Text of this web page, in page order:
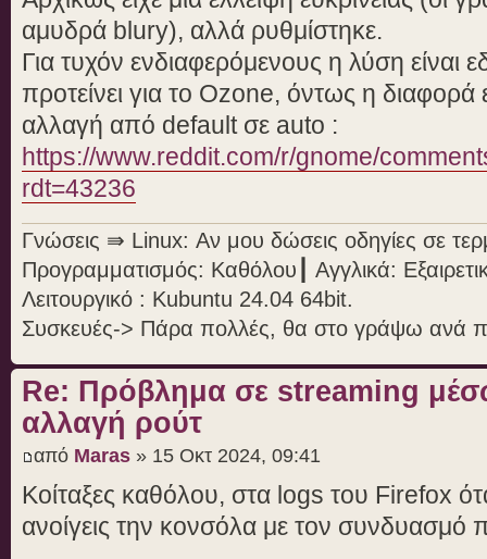
αμυδρά blury), αλλά ρυθμίστηκε.
Για τυχόν ενδιαφερόμενους η λύση είναι
προτείνει για το Ozone, όντως η διαφορά
αλλαγή από default σε auto :
https://www.reddit.com/r/gnome/
rdt=43236
Γνώσεις ⇛ Linux: Αν μου δώσεις οδηγίες σε
Προγραμματισμός: Καθόλου┃ Αγγλικά:
Λειτουργικό : Kubuntu 24.04 64bit.
Συσκευές-> Πάρα πολλές, θα στο γράψω ανά
Re: Πρόβλημα σε streaming
αλλαγή ρούτ
από Maras » 15 Οκτ 2024, 09:41
Κοίταξες καθόλου, στα logs του Firefox
ανοίγεις την κονσόλα με τον